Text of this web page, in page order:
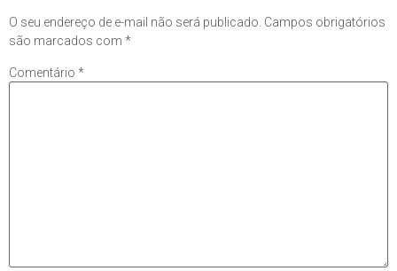
O seu endereço de e-mail não será publicado. Campos obrigatórios
são marcados com *
Comentário *